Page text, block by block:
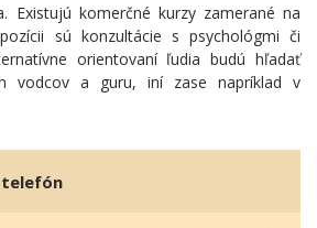
Existujú komerčné kurzy zamerané na
sú konzultácie s psychológmi či
orientovaní ľudia budú hľadať
vodcov a guru, iní zase napríklad v
telefón